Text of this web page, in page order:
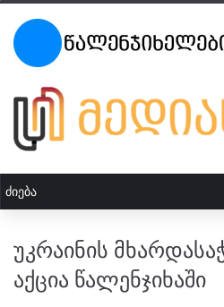
უკრაინის
აქცია წალენჯიხაში